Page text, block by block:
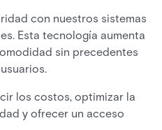
con nuestros sistemas
Esta tecnología aumenta
sin precedentes
los costos, optimizar la
y ofrecer un acceso